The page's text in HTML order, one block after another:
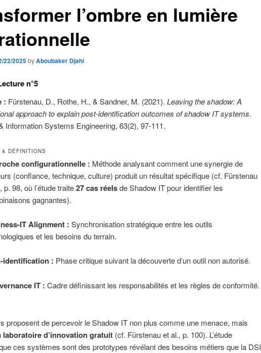
l’ombre en lumière
22/2025byAboubaker Djahi
n°5
: Fürstenau, D., Rothe, H., & Sandner, M. (2021). Leaving the shadow: A
approach to explain post-identification outcomes of shadow IT systems.
Information Systems Engineering, 63(2), 97-111.
& DÉFINITIONS
configurationnelle : Méthode analysant comment une synergie de
(confiance, technique, culture) produit un résultat spécifique (cf. Fürstenau
p. 98, où l’étude traite27 cas réelsde Shadow IT pour identifier les
gagnantes).
IT Alignment : Synchronisation stratégique entre les outils
et les besoins du terrain.
identification : Phase critique suivant la découverte d’un outil non autorisé.
IT : Cadre définissant les responsabilités et les règles de conformité.
proposent de percevoir le Shadow IT non plus comme une menace, mais
laboratoire d’innovation gratuit(cf. Fürstenau et al., p. 100). L’étude
ces systèmes sont des prototypes révélant des besoins métiers que la DSI